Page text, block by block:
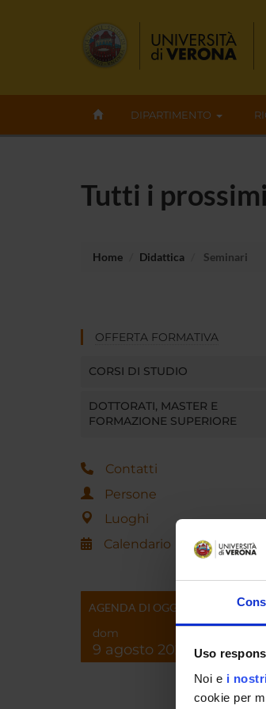
Uso
Noi e i
cookie per
DIPARTIMENTO
Tutti i
Home Didattica Seminari
OFFERTA FORMATIVA
CORSI DI STUDIO
DOTTORATI, MASTER E
FORMAZIONE SUPERIORE
Contatti
Persone
Luoghi
Calendario
AGENDA DI OGGI
dom
9 agosto 2026